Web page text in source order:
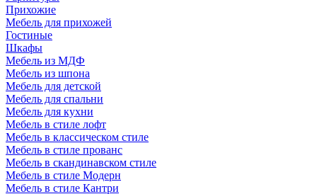
Прихожие
Мебель для прихожей
Гостиные
Шкафы
Мебель из МДФ
Мебель из шпона
Мебель для детской
Мебель для спальни
Мебель для кухни
Мебель в стиле лофт
Мебель в классическом стиле
Мебель в стиле прованс
Мебель в скандинавском стиле
Мебель в стиле Модерн
Мебель в стиле Кантри